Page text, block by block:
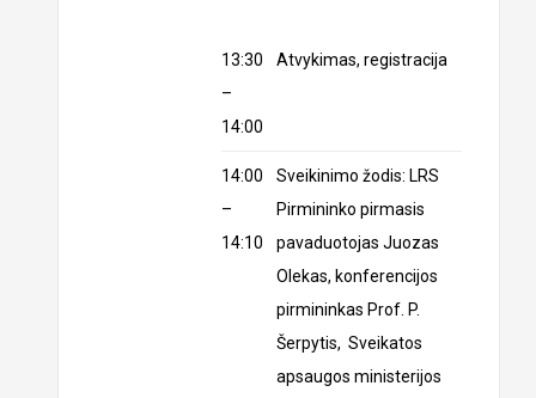
13:30
–
14:00
Atvykimas, registracija
14:00
–
14:10
Sveikinimo žodis: LRS
Pirmininko pirmasis
pavaduotojas Juozas
Olekas, konferencijos
pirmininkas Prof. P.
Šerpytis, Sveikatos
apsaugos ministerijos